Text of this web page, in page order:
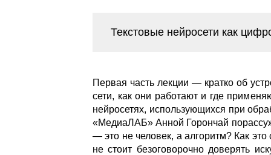
Текстовые нейросети как
Первая часть лекции — кратко об
сети, как они работают и где
нейросетях, использующихся при
«МедиаЛАБ» Анной Горончай
— это не человек, а алгоритм? Как
не стоит безоговорочно доверять